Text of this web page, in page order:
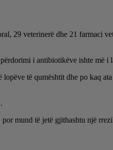
29 veterinerë dhe 21 farmaci
i antibiotikëve ishte më i
të qumështit dhe po kaq
mund të jetë gjithashtu një